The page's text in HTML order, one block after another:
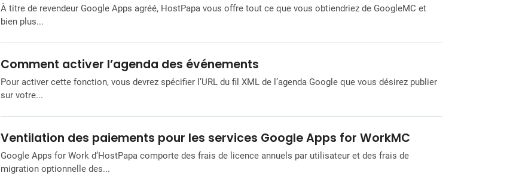
À titre de revendeur Google Apps agréé, HostPapa vous offre tout ce que vous obtiendriez de GoogleMC et
bien plus...
Comment activer l’agenda des événements
Pour activer cette fonction, vous devrez spécifier l’URL du fil XML de l’agenda Google que vous désirez publier
sur votre...
Ventilation des paiements pour les services Google Apps for WorkMC
Google Apps for Work d’HostPapa comporte des frais de licence annuels par utilisateur et des frais de
migration optionnelle des...